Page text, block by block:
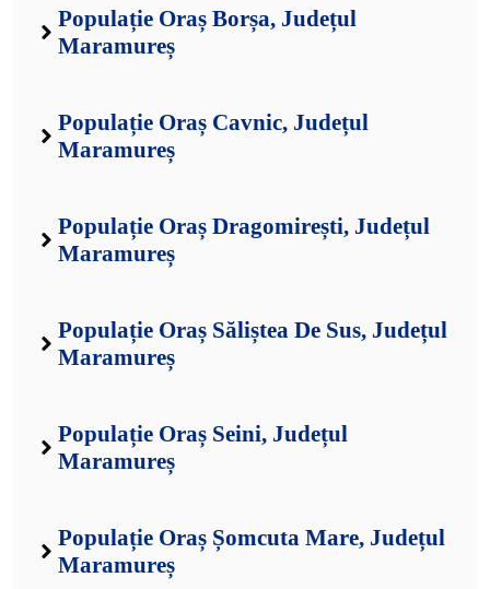
Populație Oraș Borșa, Județul
Maramureș
Populație Oraș Cavnic, Județul
Maramureș
Populație Oraș Dragomirești, Județul
Maramureș
Populație Oraș Săliștea De Sus, Județul
Maramureș
Populație Oraș Seini, Județul
Maramureș
Populație Oraș Șomcuta Mare, Județul
Maramureș